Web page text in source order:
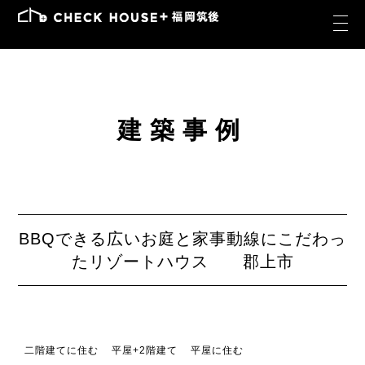
建築事例
BBQできる広いお庭と家事動線にこだわっ
たリゾートハウス 郡上市
二階建てに住む 平屋+2階建て 平屋に住む